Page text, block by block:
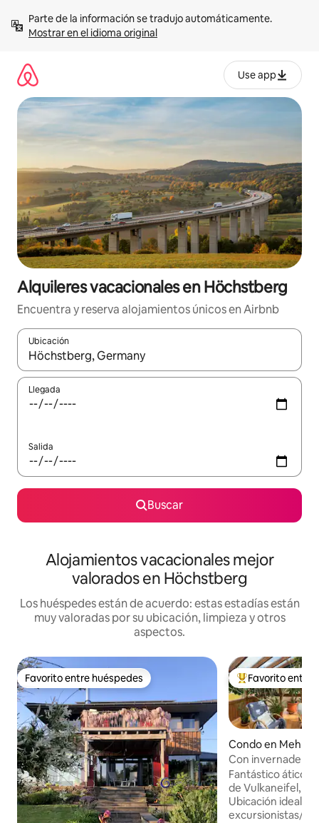
contenidoMostrar en el idioma original
Use app
Alquileres vacacionales en Höchstberg
Encuentra y reserva alojamientos únicos en Airbnb
Ubicación
Cuando los resultados estén disponibles, navega con las
Llegada
Salida
Buscar
Alojamientos vacacionales mejor
valorados en Höchstberg
Los huéspedes están de acuerdo: estas estadías están
muy valoradas por su ubicación, limpieza y otros
aspectos.
Favorito entre huéspedes
Favorito entre huéspedes Favorito entre
Favorito entre
Condo en Mehren
Con invernadero
volcánico
Fantástico ático
de Vulkaneifel,
Ubicación ideal
excursionistas/